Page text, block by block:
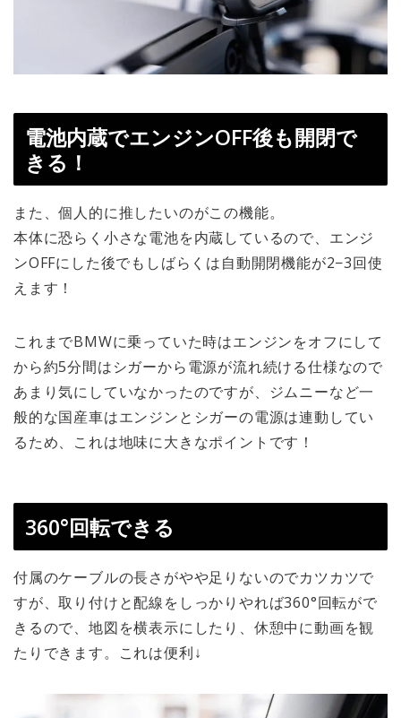
電池内蔵でエンジンOFF後も開閉で
きる！
また、個人的に推したいのがこの機能。
本体に恐らく小さな電池を内蔵しているので、エンジ
ンOFFにした後でもしばらくは自動開閉機能が2−3回使
えます！
これまでBMWに乗っていた時はエンジンをオフにして
から約5分間はシガーから電源が流れ続ける仕様なので
あまり気にしていなかったのですが、ジムニーなど一
般的な国産車はエンジンとシガーの電源は連動してい
るため、これは地味に大きなポイントです！
360°回転できる
付属のケーブルの長さがやや足りないのでカツカツで
すが、取り付けと配線をしっかりやれば360°回転がで
きるので、地図を横表示にしたり、休憩中に動画を観
たりできます。これは便利↓